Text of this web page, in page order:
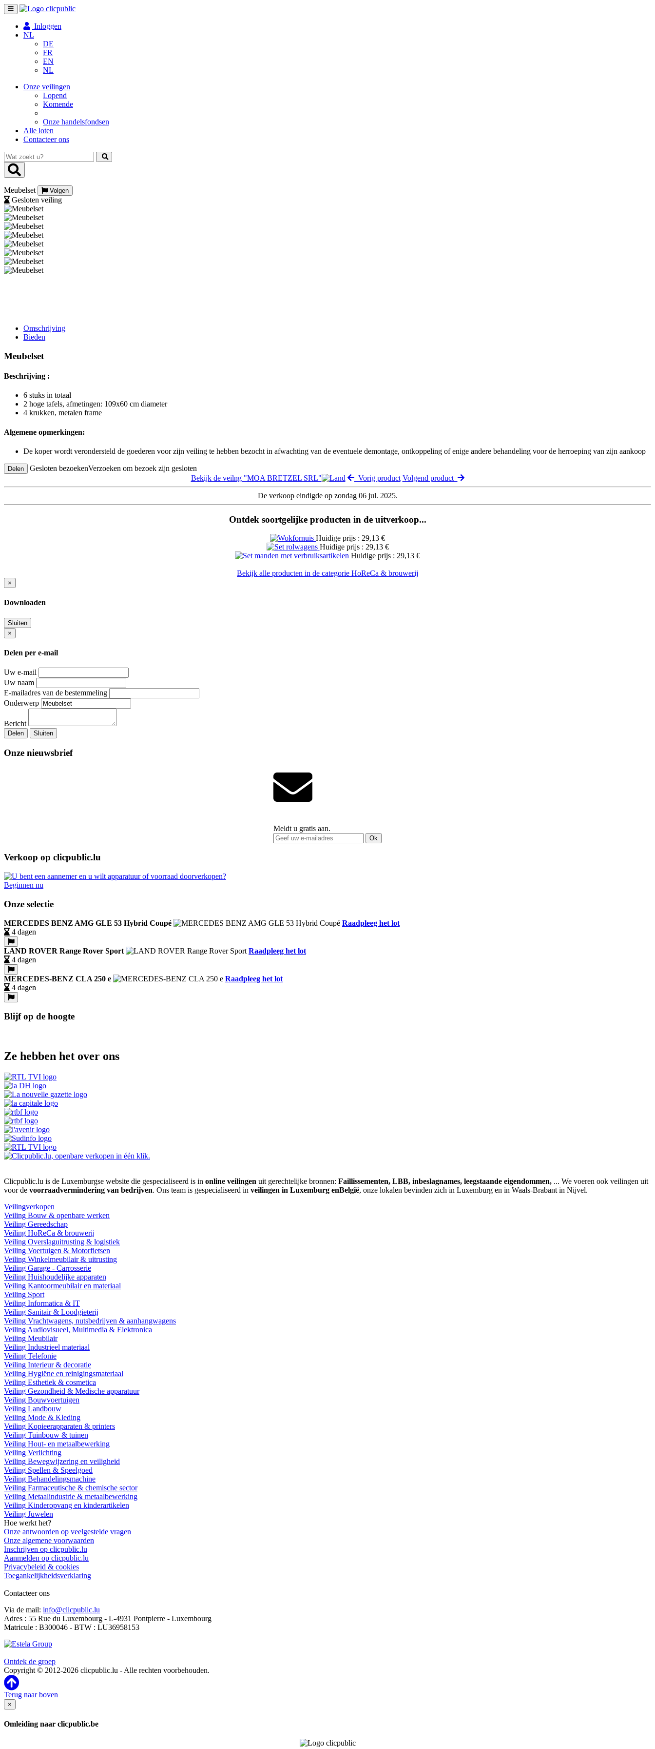
Toggle
navigation
Inloggen
NL
DE
FR
EN
NL
Onze veilingen
Lopend
Komende
Onze handelsfondsen
Alle loten
Contacteer ons
Wat
zoekt
u?
Meubelset Volgen
Gesloten veiling
Omschrijving
Bieden
Meubelset
Beschrijving :
6 stuks in totaal
2 hoge tafels, afmetingen: 109x60 cm diameter
4 krukken, metalen frame
Algemene opmerkingen:
De koper wordt verondersteld de goederen voor zijn veiling te hebben bezocht in afwachting van de eventuele demontage, ontkoppeling of enige andere behandeling voor de herroeping van zijn aankoop
Delen Gesloten bezoekenVerzoeken om bezoek zijn gesloten
Bekijk de veilng "MOA BRETZEL SRL"
Vorig product Volgend product
De verkoop eindigde op zondag 06 jul. 2025.
Ontdek soortgelijke producten in de uitverkoop...
Huidige prijs : 29,13 €
Huidige prijs : 29,13 €
Huidige prijs : 29,13 €
Bekijk alle producten in de categorie HoReCa & brouwerij
×
Downloaden
Sluiten
×
Delen per e-mail
Uw e-mail
Uw naam
E-mailadres van de bestemmeling
Onderwerp
Bericht
Delen Sluiten
Onze nieuwsbrief
Meldt u gratis aan.
Ok
Verkoop op clicpublic.lu
Beginnen nu
Onze selectie
MERCEDES BENZ AMG GLE 53 Hybrid Coupé
Raadpleeg het lot
4 dagen
LAND ROVER Range Rover Sport
Raadpleeg het lot
4 dagen
MERCEDES-BENZ CLA 250 e
Raadpleeg het lot
4 dagen
Blijf op de hoogte
Ze hebben het over ons
Clicpublic.lu is de Luxemburgse website die gespecialiseerd is in online veilingen uit gerechtelijke bronnen: Faillissementen, LBB, inbeslagnames, leegstaande eigendommen, ... We voeren ook veilingen uit
voor de voorraadvermindering van bedrijven. Ons team is gespecialiseerd in veilingen in Luxemburg enBelgië, onze lokalen bevinden zich in Luxemburg en in Waals-Brabant in Nijvel.
Veilingverkopen
Veiling Bouw & openbare werken
Veiling Gereedschap
Veiling HoReCa & brouwerij
Veiling Overslaguitrusting & logistiek
Veiling Voertuigen & Motorfietsen
Veiling Winkelmeubilair & uitrusting
Veiling Garage - Carrosserie
Veiling Huishoudelijke apparaten
Veiling Kantoormeubilair en materiaal
Veiling Sport
Veiling Informatica & IT
Veiling Sanitair & Loodgieterij
Veiling Vrachtwagens, nutsbedrijven & aanhangwagens
Veiling Audiovisueel, Multimedia & Elektronica
Veiling Meubilair
Veiling Industrieel materiaal
Veiling Telefonie
Veiling Interieur & decoratie
Veiling Hygiëne en reinigingsmateriaal
Veiling Esthetiek & cosmetica
Veiling Gezondheid & Medische apparatuur
Veiling Bouwvoertuigen
Veiling Landbouw
Veiling Mode & Kleding
Veiling Kopieerapparaten & printers
Veiling Tuinbouw & tuinen
Veiling Hout- en metaalbewerking
Veiling Verlichting
Veiling Bewegwijzering en veiligheid
Veiling Spellen & Speelgoed
Veiling Behandelingsmachine
Veiling Farmaceutische & chemische sector
Veiling Metaalindustrie & metaalbewerking
Veiling Kinderopvang en kinderartikelen
Veiling Juwelen
Hoe werkt het?
Onze antwoorden op veelgestelde vragen
Onze algemene voorwaarden
Inschrijven op clicpublic.lu
Aanmelden op clicpublic.lu
Privacybeleid & cookies
Toegankelijkheidsverklaring
Contacteer ons
Via de mail: info@clicpublic.lu
Adres : 55 Rue du Luxembourg - L-4931 Pontpierre - Luxembourg
Matricule : B300046 - BTW : LU36958153
Ontdek de groep
Copyright © 2012-2026 clicpublic.lu - Alle rechten voorbehouden.
Terug naar boven
×
Omleiding naar clicpublic.be